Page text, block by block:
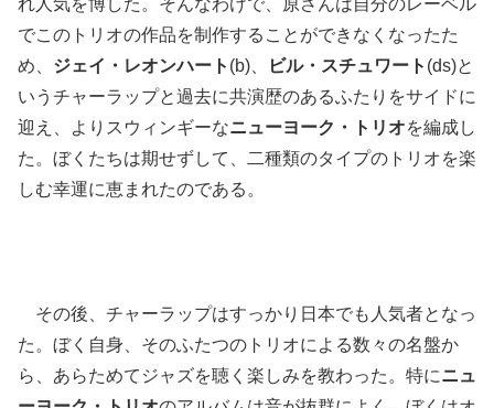
でこのトリオの作品を制作することができなくなったた
め、 ジェイ・レオンハート (b)、 ビル・スチュワート (ds)と
いうチャーラップと過去に共演歴のあるふたりをサイドに
迎え、よりスウィンギーなニューヨーク・トリオを編成し
た。ぼくたちは期せずして、二種類のタイプのトリオを楽
しむ幸運に恵まれたのである。
その後、チャーラップはすっかり日本でも人気者となっ
た。ぼく自身、そのふたつのトリオによる数々の名盤か
ら、あらためてジャズを聴く楽しみを教わった。特にニュ